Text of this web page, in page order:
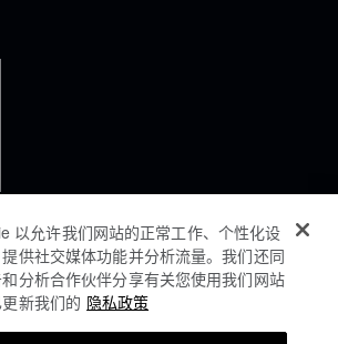
以允许我们网站的正常工作、个性化设
供社交媒体功能并分析流量。我们还同
分析合作伙伴分享有关您使用我们网站
新我们的 隐私政策